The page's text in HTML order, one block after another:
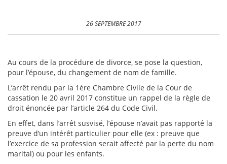
26 SEPTEMBRE 2017
Au cours de la procédure de divorce, se pose la question,
pour l’épouse, du changement de nom de famille.
L’arrêt rendu par la 1ère Chambre Civile de la Cour de
cassation le 20 avril 2017 constitue un rappel de la règle de
droit énoncée par l’article 264 du Code Civil.
En effet, dans l’arrêt susvisé, l’épouse n’avait pas rapporté la
preuve d’un intérêt particulier pour elle (ex : preuve que
l’exercice de sa profession serait affecté par la perte du nom
marital) ou pour les enfants.